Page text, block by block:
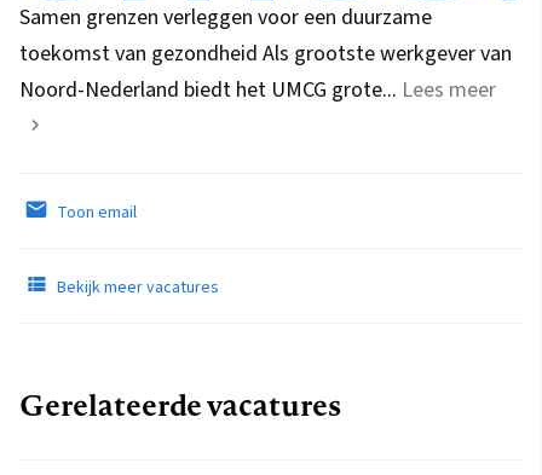
Samen grenzen verleggen voor een duurzame
toekomst van gezondheid Als grootste werkgever van
Noord-Nederland biedt het UMCG grote... Lees meer
Toon email
Bekijk meer vacatures
Gerelateerde vacatures